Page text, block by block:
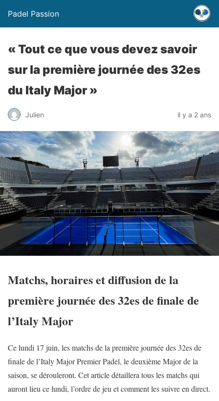
Padel Passion
« Tout ce que vous devez savoir
sur la première journée des 32es
du Italy Major »
Julien il y a 2 ans
Matchs, horaires et diffusion de la
première journée des 32es de finale de
l’Italy Major
Ce lundi 17 juin, les matchs de la première journée des 32es de
finale de l’Italy Major Premier Padel, le deuxième Major de la
saison, se dérouleront. Cet article détaillera tous les matchs qui
auront lieu ce lundi, l’ordre de jeu et comment les suivre en direct.